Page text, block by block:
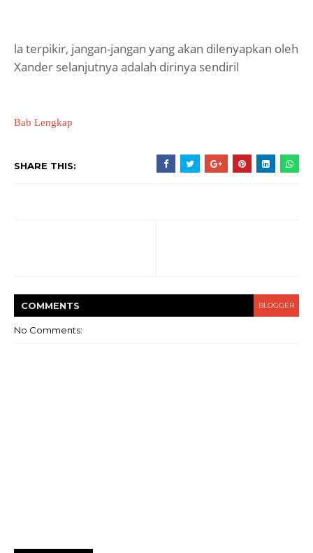
la terpikir, jangan-jangan yang akan dilenyapkan oleh
Xander selanjutnya adalah dirinya sendiril
Bab Lengkap
SHARE THIS:
COMMENTS BLOGGER
No Comments: